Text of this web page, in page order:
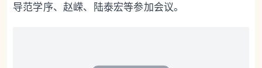
导范学序、赵嵘、陆泰宏等参加会议。